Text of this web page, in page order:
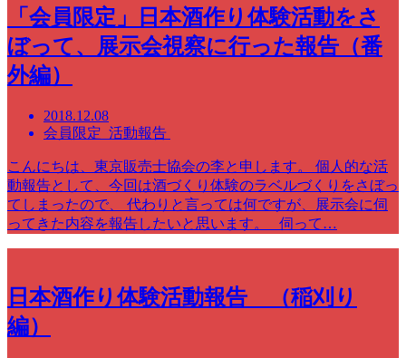
「会員限定」日本酒作り体験活動をさ
ぼって、展示会視察に行った報告（番
外編）
2018.12.08
会員限定 活動報告
こんにちは、東京販売士協会の李と申します。 個人的な活
動報告として、今回は酒づくり体験のラベルづくりをさぼっ
てしまったので、 代わりと言っては何ですが、展示会に伺
ってきた内容を報告したいと思います。 伺って…
日本酒作り体験活動報告 （稲刈り
編）